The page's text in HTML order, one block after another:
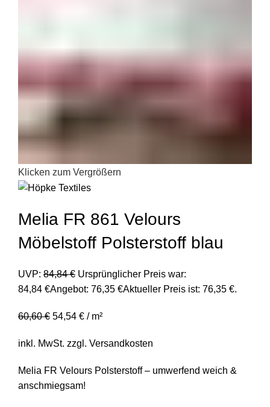
Klicken zum Vergrößern
Melia FR 861 Velours
Möbelstoff Polsterstoff blau
UVP: 84,84€ Ursprünglicher Preis war:
84,84 €Angebot: 76,35 €Aktueller Preis ist: 76,35 €.
60,60€ 54,54 € / m²
inkl. MwSt. zzgl. Versandkosten
Melia FR Velours Polsterstoff – umwerfend weich &
anschmiegsam!